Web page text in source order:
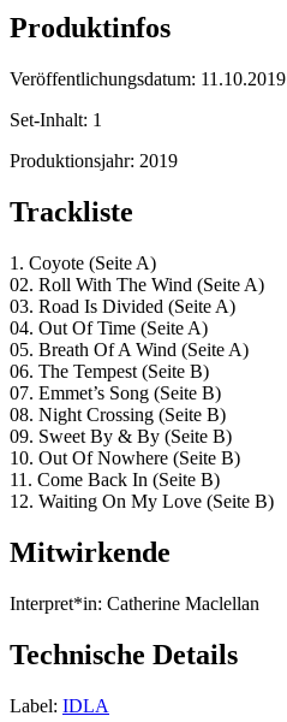
Produktinfos
Veröffentlichungsdatum: 11.10.2019
Set-Inhalt: 1
Produktionsjahr: 2019
Trackliste
1. Coyote (Seite A)
02. Roll With The Wind (Seite A)
03. Road Is Divided (Seite A)
04. Out Of Time (Seite A)
05. Breath Of A Wind (Seite A)
06. The Tempest (Seite B)
07. Emmet’s Song (Seite B)
08. Night Crossing (Seite B)
09. Sweet By & By (Seite B)
10. Out Of Nowhere (Seite B)
11. Come Back In (Seite B)
12. Waiting On My Love (Seite B)
Mitwirkende
Interpret*in: Catherine Maclellan
Technische Details
Label: IDLA